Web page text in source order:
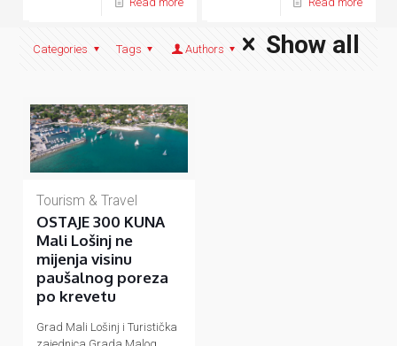
Categories Tags Authors Show all
Tourism & Travel
OSTAJE 300 KUNA
Mali Lošinj ne
mijenja visinu
paušalnog poreza
po krevetu
Grad Mali Lošinj i Turistička